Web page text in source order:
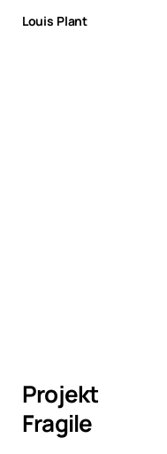
Louis Plant
Projekt
Fragile